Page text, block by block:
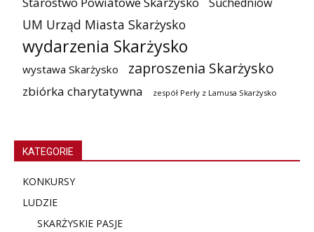
UM Urząd Miasta Skarżysko
wydarzenia Skarżysko
wystawa Skarżysko zaproszenia Skarżysko
zbiórka charytatywna zespół Perły z Lamusa Skarżysko
KATEGORIE
KONKURSY
LUDZIE
SKARŻYSKIE PASJE